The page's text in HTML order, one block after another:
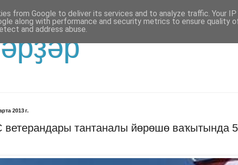
2013 г.
ветерандары тантаналы йөрөшө ваҡытында
from Google to deliver its services and to analyze traffic. Your
along with performance and security metrics to ensure quality
and address abuse.